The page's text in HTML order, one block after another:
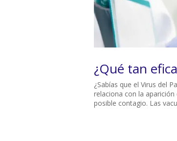
¿Qué tan
¿Sabías que el Virus del
relaciona con la
posible contagio. Las